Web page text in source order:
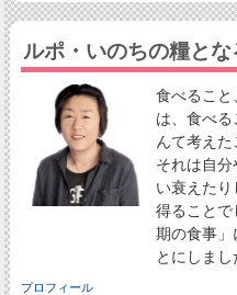
ルポ・いのちの糧とな
食べるこ
は、食べ
んて考え
それは自
い衰えたり
得ることで
期の食事」
とにしまし
プロフィール